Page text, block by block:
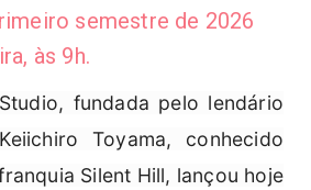
semestre de 2026
às 9h.
fundada pelo lendário
Toyama, conhecido
Silent Hill, lançou hoje